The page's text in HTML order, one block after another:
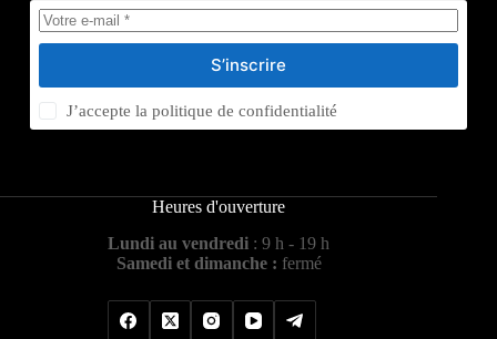
S’inscrire
J’accepte lapolitique de confidentialité
Heures d'ouverture
Lundi au vendredi : 9 h - 19 h
Samedi et dimanche : fermé